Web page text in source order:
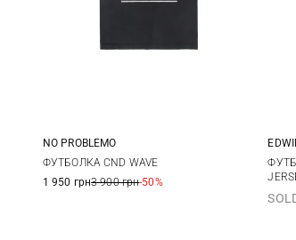
S M
NO PROBLEMO
ФУТБОЛКА CND WAVE
1 950 грн3 900 грн-50%
S